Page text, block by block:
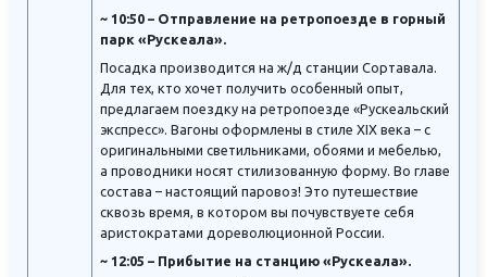
~ 10:50 – Отправление на ретропоезде в горный
парк «Рускеала».
Посадка производится на ж/д станции Сортавала.
Для тех, кто хочет получить особенный опыт,
предлагаем поездку на ретропоезде «Рускеальский
экспресс». Вагоны оформлены в стиле XIX века – с
оригинальными светильниками, обоями и мебелью,
а проводники носят стилизованную форму. Во главе
состава – настоящий паровоз! Это путешествие
сквозь время, в котором вы почувствуете себя
аристократами дореволюционной России.
~ 12:05 – Прибытие на станцию «Рускеала».